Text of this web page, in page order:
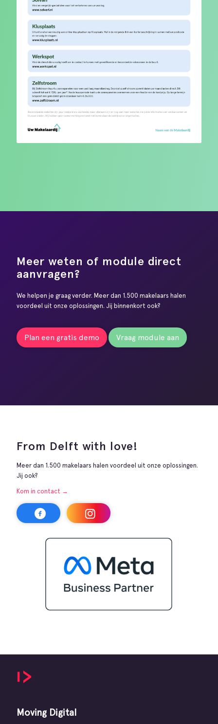
Meer weten of module direct
aanvragen?
We helpen je graag verder. Meer dan 1.500 makelaars halen
voordeel uit onze oplossingen. Jij binnenkort ook?
Plan een gratis demo Vraag module aan
From Delft with love!
Meer dan 1.500 makelaars halen voordeel uit onze oplossingen.
Jij ook?
Kom in contact →
Moving Digital